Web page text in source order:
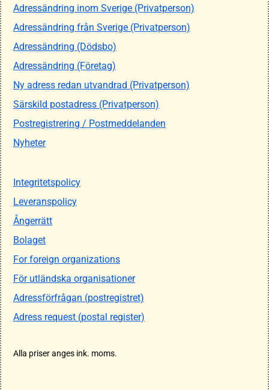
Adressändring inom Sverige (Privatperson)
Adressändring från Sverige (Privatperson)
Adressändring (Dödsbo)
Adressändring (Företag)
Ny adress redan utvandrad (Privatperson)
Särskild postadress (Privatperson)
Postregistrering / Postmeddelanden
Nyheter
Integritetspolicy
Leveranspolicy
Ångerrätt
Bolaget
For foreign organizations
För utländska organisationer
Adressförfrågan (postregistret)
Adress request (postal register)
Alla priser anges ink. moms.